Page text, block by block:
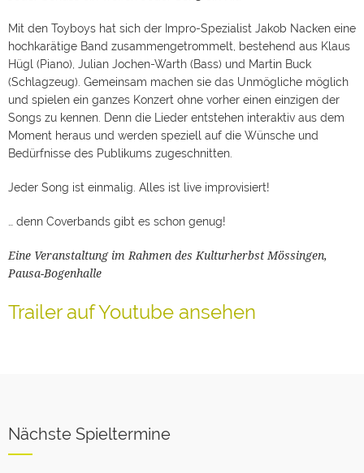
Mit den Toyboys hat sich der Impro-Spezialist Jakob Nacken eine
hochkarätige Band zusammengetrommelt, bestehend aus Klaus
Hügl (Piano), Julian Jochen-Warth (Bass) und Martin Buck
(Schlagzeug). Gemeinsam machen sie das Unmögliche möglich
und spielen ein ganzes Konzert ohne vorher einen einzigen der
Songs zu kennen. Denn die Lieder entstehen interaktiv aus dem
Moment heraus und werden speziell auf die Wünsche und
Bedürfnisse des Publikums zugeschnitten.
Jeder Song ist einmalig. Alles ist live improvisiert!
… denn Coverbands gibt es schon genug!
Eine Veranstaltung im Rahmen des Kulturherbst Mössingen,
Pausa-Bogenhalle
Trailer auf Youtube ansehen
Nächste Spieltermine